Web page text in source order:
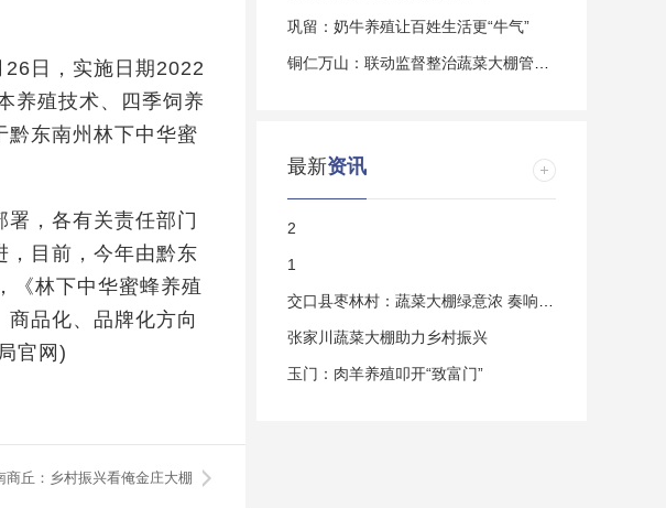
日，实施日期2022
养殖技术、四季饲养
黔东南州林下中华蜜
，各有关责任部门
，目前，今年由黔东
《林下中华蜜蜂养殖
品化、品牌化方向
官网)
商丘：乡村振兴看俺金庄大棚
巩留：奶牛养殖让百姓生活更“牛气”
最新资讯
2
1
张家川蔬菜大棚助力乡村振兴
玉门：肉羊养殖叩开“致富门”